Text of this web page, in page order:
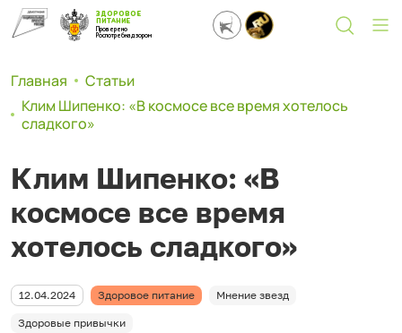
ЗДОРОВОЕ
ПИТАНИЕ
Проверено
Роспотребнадзором
Главная
Статьи
Клим Шипенко: «В космосе все время хотелось
сладкого»
Клим Шипенко: «В
космосе все время
хотелось сладкого»
12.04.2024 Здоровое питание Мнение звезд
Здоровые привычки